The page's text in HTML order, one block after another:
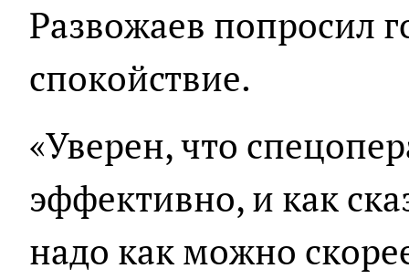
Развожаев попросил
спокойствие.
«Уверен, что
эффективно, и как
надо как можно